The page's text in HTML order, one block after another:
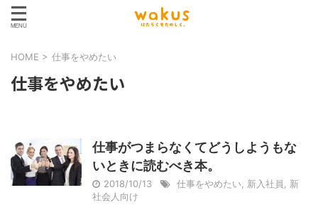
HOME > 仕事をやめたい
仕事をやめたい
仕事がつまらなくてどうしようもな
いときに読むべき本。
2018/10/13 仕事をやめたい 新入社員
新
社会人向け